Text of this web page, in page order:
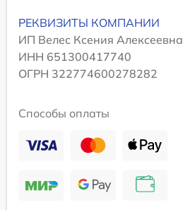
РЕКВИЗИТЫ КОМПАНИИ
ИП Велес Ксения Алексеевна
ИНН 651300417740
ОГРН 322774600278282
Способы оплаты